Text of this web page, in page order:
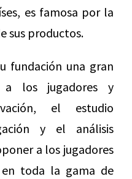
es famosa por la
sus productos.
fundación una gran
los jugadores y
el estudio
y el análisis
a los jugadores
toda la gama de